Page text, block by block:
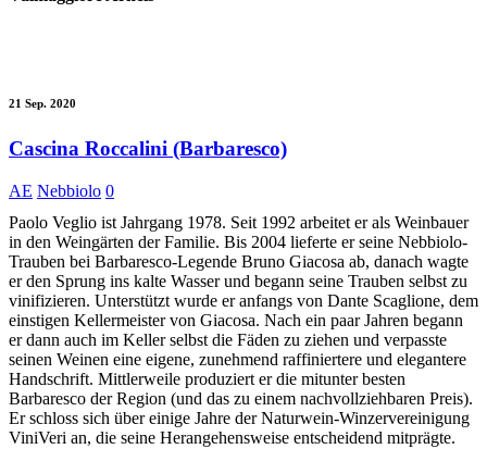
21 Sep. 2020
Cascina Roccalini (Barbaresco)
AE Nebbiolo 0
Paolo Veglio ist Jahrgang 1978. Seit 1992 arbeitet er als Weinbauer
in den Weingärten der Familie. Bis 2004 lieferte er seine Nebbiolo-
Trauben bei Barbaresco-Legende Bruno Giacosa ab, danach wagte
er den Sprung ins kalte Wasser und begann seine Trauben selbst zu
vinifizieren. Unterstützt wurde er anfangs von Dante Scaglione, dem
einstigen Kellermeister von Giacosa. Nach ein paar Jahren begann
er dann auch im Keller selbst die Fäden zu ziehen und verpasste
seinen Weinen eine eigene, zunehmend raffiniertere und elegantere
Handschrift. Mittlerweile produziert er die mitunter besten
Barbaresco der Region (und das zu einem nachvollziehbaren Preis).
Er schloss sich über einige Jahre der Naturwein-Winzervereinigung
ViniVeri an, die seine Herangehensweise entscheidend mitprägte.